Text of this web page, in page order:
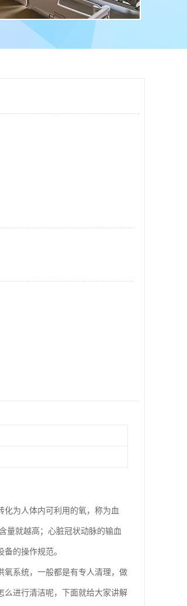
化为人体内可利用的氧，称为血
量就越高；心脏冠状动脉的输血
的操作规范。
氧系统，一般都是有专人清理，做
么进行清洁呢，下面就给大家讲解